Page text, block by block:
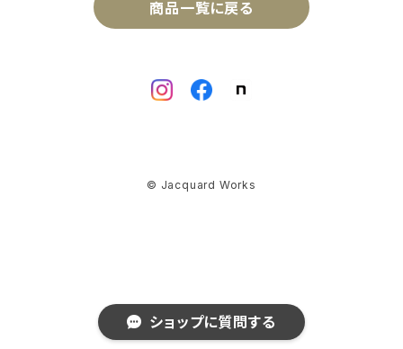
ショップに質問する
商品一覧に戻る
© Jacquard Works